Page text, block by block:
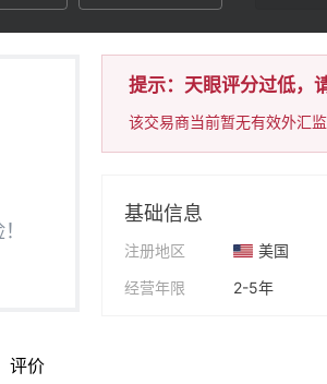
提示：天眼评分过低，
该交易商当前暂无有效外汇
基础信息
注册地区
美国
经营年限
2-5年
评价